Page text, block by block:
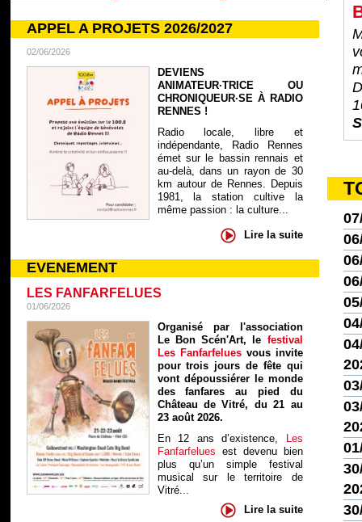
APPEL A PROJETS 2026/2027
02/06/2026
DEVIENS
ANIMATEUR·TRICE OU
CHRONIQUEUR·SE À RADIO
RENNES !
Radio locale, libre et
indépendante, Radio Rennes
émet sur le bassin rennais et
au-delà, dans un rayon de 30
km autour de Rennes. Depuis
1981, la station cultive la
même passion : la culture...
Lire la suite
EVENEMENT
LES FANFARFELUES
01/06/2026
Organisé par l'association
Le Bon Scén'Art, le festival
Les Fanfarfelues vous invite
pour trois jours de fête qui
vont dépoussiérer le monde
des fanfares au pied du
Château de Vitré, du 21 au
23 août 2026.
En 12 ans d’existence, Les
Fanfarfelues est devenu bien
plus qu’un simple festival
musical sur le territoire de
Vitré...
Lire la suite